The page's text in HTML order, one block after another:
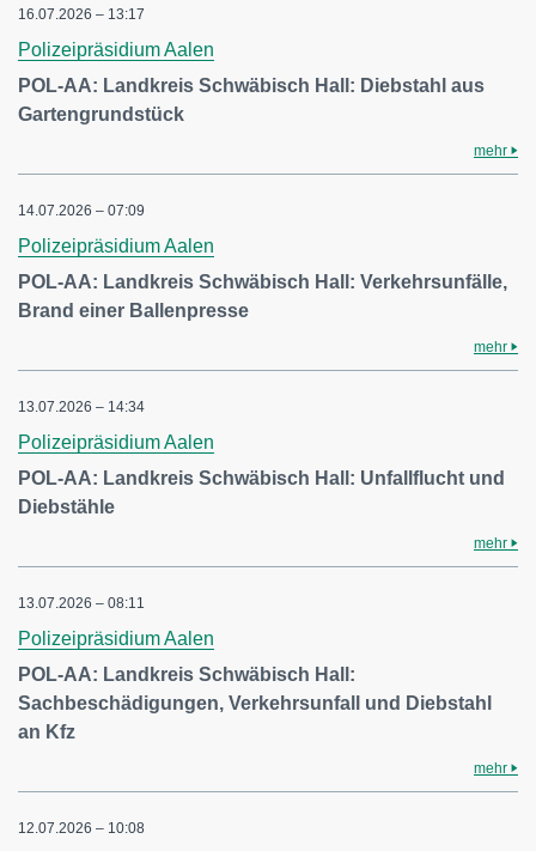
16.07.2026 – 13:17
Polizeipräsidium Aalen
POL-AA: Landkreis Schwäbisch Hall: Diebstahl aus
Gartengrundstück
mehr
14.07.2026 – 07:09
Polizeipräsidium Aalen
POL-AA: Landkreis Schwäbisch Hall: Verkehrsunfälle,
Brand einer Ballenpresse
mehr
13.07.2026 – 14:34
Polizeipräsidium Aalen
POL-AA: Landkreis Schwäbisch Hall: Unfallflucht und
Diebstähle
mehr
13.07.2026 – 08:11
Polizeipräsidium Aalen
POL-AA: Landkreis Schwäbisch Hall:
Sachbeschädigungen, Verkehrsunfall und Diebstahl
an Kfz
mehr
12.07.2026 – 10:08